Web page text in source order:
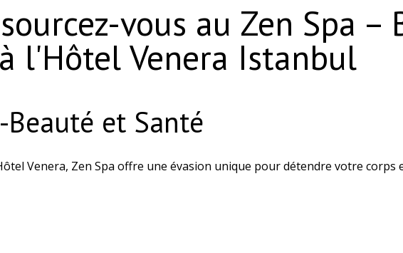
vous au Zen Spa –
l'Hôtel Venera Istanbul
Beauté et Santé
Venera, Zen Spa offre une évasion unique pour détendre votre corps